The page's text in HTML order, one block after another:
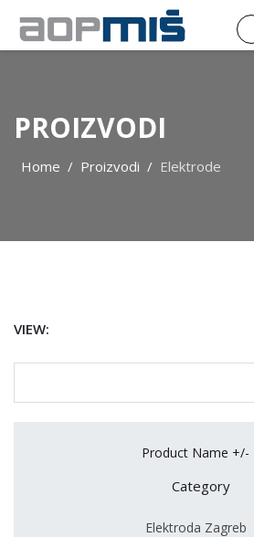
PROIZVODI
Home Proizvodi Elektrode
VIEW:
Product Name +/-
Category
Elektroda Zagreb